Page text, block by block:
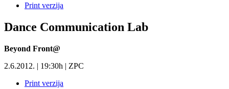
Print verzija
Dance Communication Lab
Beyond Front@
2.6.2012. | 19:30h | ZPC
Print verzija